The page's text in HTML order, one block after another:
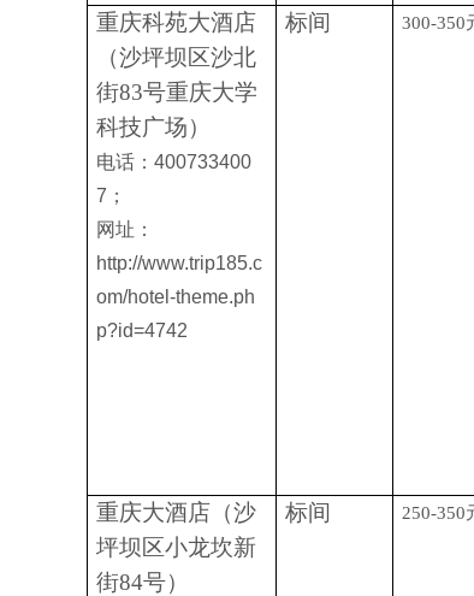
重庆科苑大酒店
（沙坪坝区沙北
街83号重庆大学
科技广场）
电话：400733400
7；
网址：
http://www.trip185.c
om/hotel-theme.ph
p?id=4742
标间 300-350
重庆大酒店（沙
坪坝区小龙坎新
街84号）
标间 250-350